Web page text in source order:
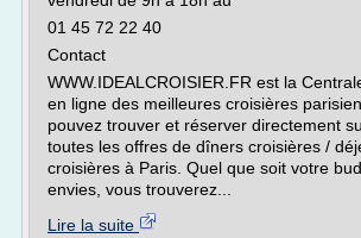
01 45 72 22 40
Contact
WWW.IDEALCROISIER.FR est la
en ligne des meilleures croisières
pouvez trouver et réserver directement
toutes les offres de dîners croisières /
croisières à Paris. Quel que soit votre
envies, vous trouverez...
Lire la suite